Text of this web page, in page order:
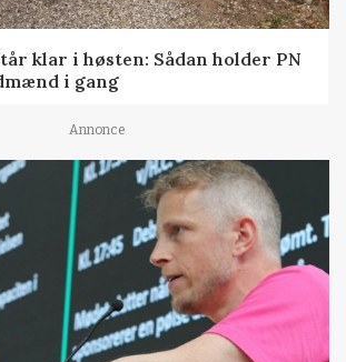
klar i høsten: Sådan holder PN
i gang
Annonce